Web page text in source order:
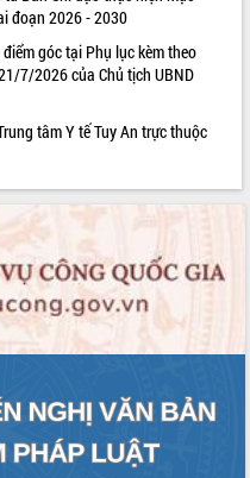
đoạn 2026 - 2030
góc tại Phụ lục kèm theo
7/2026 của Chủ tịch UBND
tâm Y tế Tuy An trực thuộc